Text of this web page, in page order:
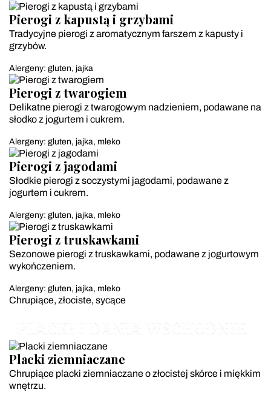
Pierogi z kapustą i grzybami
Tradycyjne pierogi z aromatycznym farszem z kapusty i
grzybów.
Alergeny: gluten, jajka
Pierogi z twarogiem
Delikatne pierogi z twarogowym nadzieniem, podawane na
słodko z jogurtem i cukrem.
Alergeny: gluten, jajka, mleko
Pierogi z jagodami
Słodkie pierogi z soczystymi jagodami, podawane z
jogurtem i cukrem.
Alergeny: gluten, jajka, mleko
Pierogi z truskawkami
Sezonowe pierogi z truskawkami, podawane z jogurtowym
wykończeniem.
Alergeny: gluten, jajka, mleko
Chrupiące, złociste, sycące
PLACKI I DANIA WSCHODNIE
Placki ziemniaczane
Chrupiące placki ziemniaczane o złocistej skórce i miękkim
wnętrzu.